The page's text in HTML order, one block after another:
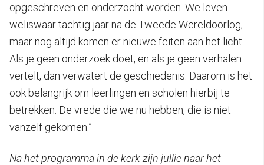
opgeschreven en onderzocht worden. We leven
weliswaar tachtig jaar na de Tweede Wereldoorlog,
maar nog altijd komen er nieuwe feiten aan het licht.
Als je geen onderzoek doet, en als je geen verhalen
vertelt, dan verwatert de geschiedenis. Daarom is het
ook belangrijk om leerlingen en scholen hierbij te
betrekken. De vrede die we nu hebben, die is niet
vanzelf gekomen.”
Na het programma in de kerk zijn jullie naar het